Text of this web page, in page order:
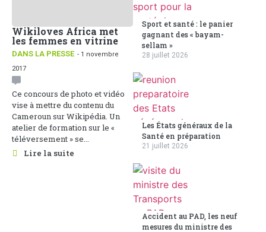
Wikiloves Africa met
les femmes en vitrine
DANS LA PRESSE - 1 novembre
2017
Ce concours de photo et vidéo
vise à mettre du contenu du
Cameroun sur Wikipédia. Un
atelier de formation sur le «
téléversement » se...
Lire la suite
Sport et santé : le panier
gagnant des « bayam-
sellam »
28 juillet 2026
Les États généraux de la
Santé en préparation
21 juillet 2026
Accident au PAD, les neuf
mesures du ministre des